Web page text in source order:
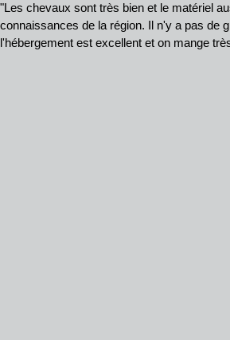
"Les chevaux sont très bien et le matériel
connaissances de la région. Il n'y a pas de
l'hébergement est excellent et on mange